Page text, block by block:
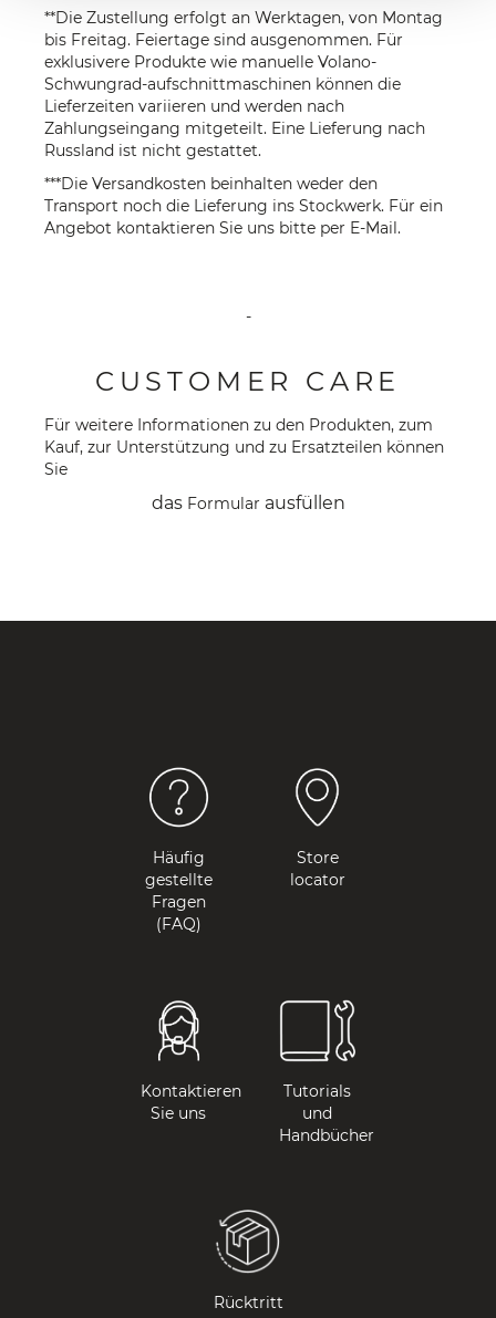
**Die Zustellung erfolgt an Werktagen, von Montag
bis Freitag. Feiertage sind ausgenommen. Für
exklusivere Produkte wie manuelle Volano-
Schwungrad-aufschnittmaschinen können die
Lieferzeiten variieren und werden nach
Zahlungseingang mitgeteilt. Eine Lieferung nach
Russland ist nicht gestattet.
***Die Versandkosten beinhalten weder den
Transport noch die Lieferung ins Stockwerk. Für ein
Angebot kontaktieren Sie uns bitte per E-Mail .
-
CUSTOMER CARE
Für weitere Informationen zu den Produkten, zum
Kauf, zur Unterstützung und zu Ersatzteilen können
Sie
das Formular ausfüllen
Häufig
gestellte
Fragen
(FAQ)
Store
locator
Kontaktieren
Sie uns
Tutorials
und
Handbücher
Rücktritt